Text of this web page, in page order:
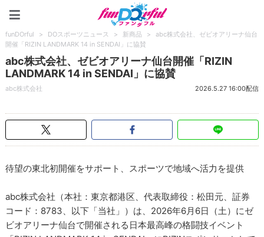
funDOrful > DOスポーツニュース > 新商品 >
abc株式会社、ゼビオアリーナ仙台
開催「RIZIN LANDMARK 14 in SENDAI」に協賛
abc株式会社、ゼビオアリーナ仙台開催「RIZIN
LANDMARK 14 in SENDAI」に協賛
abc株式会社 2026.5.27 16:00配信
待望の東北初開催をサポート、スポーツで地域へ活力を提供
abc株式会社（本社：東京都港区、代表取締役：松田元、証券
コード：8783、以下「当社」）は、2026年6月6日（土）にゼ
ビオアリーナ仙台で開催される日本最高峰の格闘技イベント